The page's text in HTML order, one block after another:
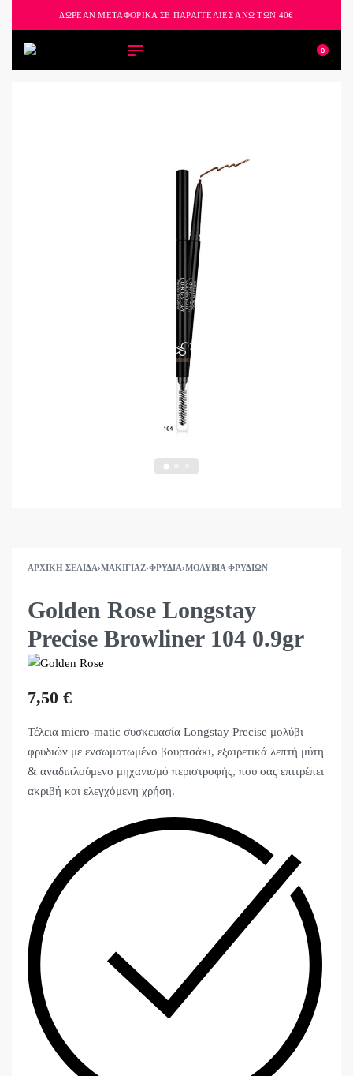
ΔΩΡΕΑΝ ΜΕΤΑΦΟΡΙΚΑ ΣΕ ΠΑΡΑΓΓΕΛΙΕΣ ΑΝΩ ΤΩΝ 40€
0
ΑΡΧΙΚΉ ΣΕΛΊΔΑ›ΜΑΚΙΓΙΆΖ›ΦΡΎΔΙΑ›ΜΟΛΎΒΙΑ ΦΡΥΔΙΏΝ
Golden Rose Longstay
Precise Browliner 104 0.9gr
7,50 €
Τέλεια micro-matic συσκευασία Longstay Precise μολύβι
φρυδιών με ενσωματωμένο βουρτσάκι, εξαιρετικά λεπτή μύτη
& αναδιπλούμενο μηχανισμό περιστροφής, που σας επιτρέπει
ακριβή και ελεγχόμενη χρήση.